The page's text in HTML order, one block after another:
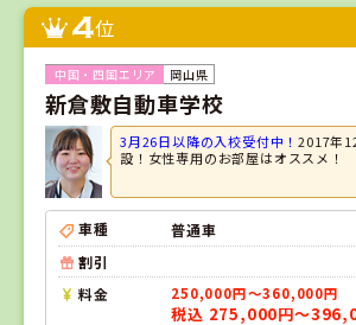
4位
岡山県
新倉敷自動車学校
3月26日以降の入校受付中！2017年
設！女性専用のお部屋はオススメ！
車種
普通車
割引
料金
250,000円～360,000円
税込 275,000円～